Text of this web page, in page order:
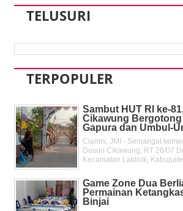
TELUSURI
TERPOPULER
Sambut HUT RI ke-
Cikawung
Gapura dan Umbul-
Ciamis, JMI - Semangat
Dusun Cikawung, RT 26/07
Kecamatan Lakbok,
Game Zone Dua
Permainan
Binjai